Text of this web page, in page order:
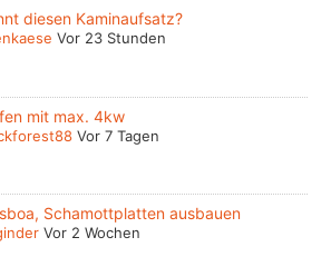
diesen Kaminaufsatz?
Vor 23 Stunden
mit max. 4kw
Vor 7 Tagen
Schamottplatten ausbauen
Vor 2 Wochen